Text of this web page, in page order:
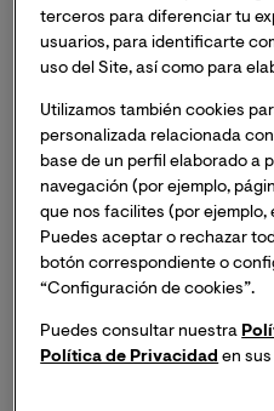
licenciada en Pedagogía,
Ciencias de la Educación
aplicadas a la educación.
¿Hacia qué modo de
docentes formados en
Es una pregunta difícil de
educativo tan cambiante
todo evoluciona a
tecnología.
terceros para diferenciar tu
usuarios, para identificarte
uso del Site, así como para
Utilizamos también cookies
personalizada relacionada
base de un perfil elaborado a
navegación (por ejemplo,
que nos facilites (por ejemplo,
Puedes aceptar o rechazar
botón correspondiente o
“Configuración de cookies”.
Puedes consultar nuestra
Política de Privacidad en